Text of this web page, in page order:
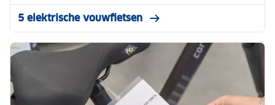
5 elektrische vouwfietsen